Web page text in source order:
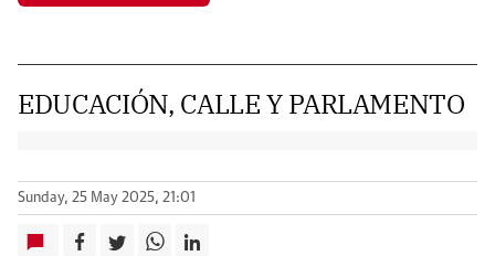
EDUCACIÓN, CALLE Y PARLAMENTO
Sunday, 25 May 2025, 21:01